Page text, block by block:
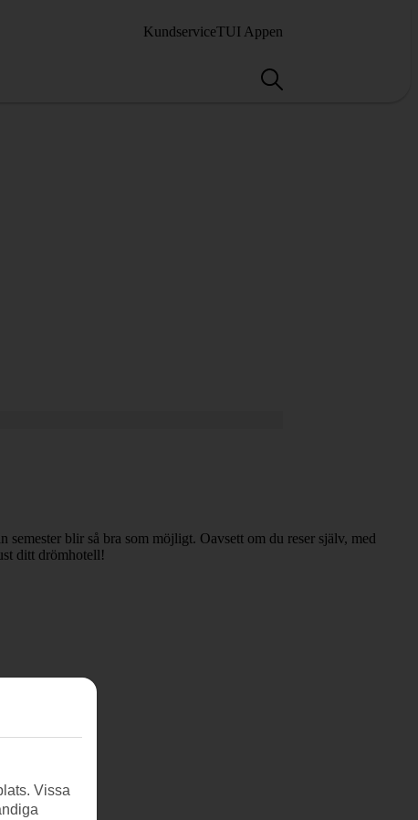
KundserviceTUI Appen
blir så bra som möjligt. Oavsett om du reser själv, med
ditt drömhotell!
Vissa